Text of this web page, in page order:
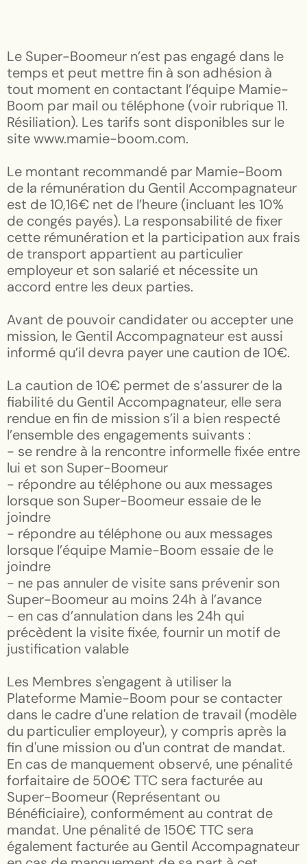
Le Super-Boomeur n’est pas engagé dans le
temps et peut mettre fin à son adhésion à
tout moment en contactant l’équipe Mamie-
Boom par mail ou téléphone (voir rubrique 11.
Résiliation). Les tarifs sont disponibles sur le
site www.mamie-boom.com.
Le montant recommandé par Mamie-Boom
de la rémunération du Gentil Accompagnateur
est de 10,16€ net de l’heure (incluant les 10%
de congés payés). La responsabilité de fixer
cette rémunération et la participation aux frais
de transport appartient au particulier
employeur et son salarié et nécessite un
accord entre les deux parties.
Avant de pouvoir candidater ou accepter une
mission, le Gentil Accompagnateur est aussi
informé qu’il devra payer une caution de 10€.
La caution de 10€ permet de s’assurer de la
fiabilité du Gentil Accompagnateur, elle sera
rendue en fin de mission s’il a bien respecté
l’ensemble des engagements suivants :
- se rendre à la rencontre informelle fixée entre
lui et son Super-Boomeur
- répondre au téléphone ou aux messages
lorsque son Super-Boomeur essaie de le
joindre
- répondre au téléphone ou aux messages
lorsque l’équipe Mamie-Boom essaie de le
joindre
- ne pas annuler de visite sans prévenir son
Super-Boomeur au moins 24h à l’avance
- en cas d’annulation dans les 24h qui
précèdent la visite fixée, fournir un motif de
justification valable
Les Membres s'engagent à utiliser la
Plateforme Mamie-Boom pour se contacter
dans le cadre d'une relation de travail (modèle
du particulier employeur), y compris après la
fin d'une mission ou d'un contrat de mandat.
En cas de manquement observé, une pénalité
forfaitaire de 500€ TTC sera facturée au
Super-Boomeur (Représentant ou
Bénéficiaire), conformément au contrat de
mandat. Une pénalité de 150€ TTC sera
également facturée au Gentil Accompagnateur